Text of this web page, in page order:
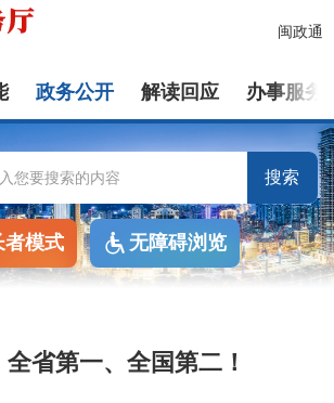
闽政通
政务公开 解读回应 办事服务
搜索
者模式 无障碍浏览
省第一、全国第二！